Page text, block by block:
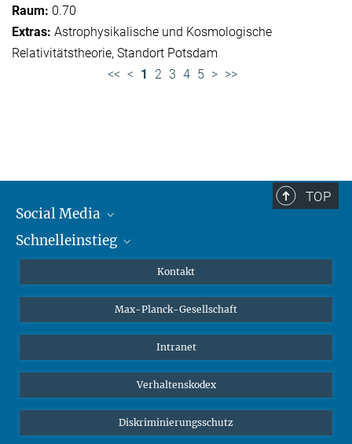
0.70
Astrophysikalische und Kosmologische
Relativitätstheorie Standort Potsdam
<< < 1 2 3 4 5 > >>
TOP
Social Media
Mastodon
Schnelleinstieg
Studierende
Schüler*innen
Öffentlichkeit
Alumnae | Alumni
Kontakt
Max-Planck-Gesellschaft
Intranet
Verhaltenskodex
Diskriminierungsschutz